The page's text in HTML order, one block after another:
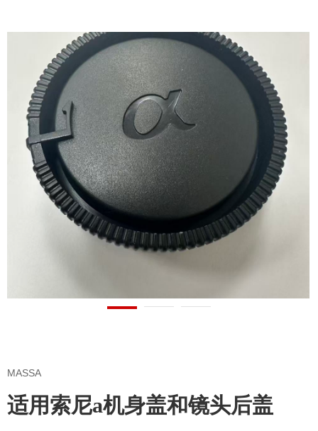
MASSA
适用索尼a机身盖和镜头后盖